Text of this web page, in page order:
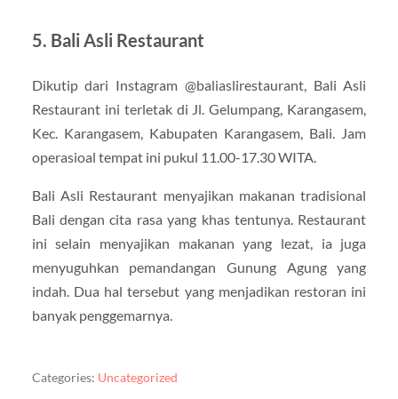
5. Bali Asli Restaurant
Dikutip dari Instagram @baliaslirestaurant, Bali Asli
Restaurant ini terletak di Jl. Gelumpang, Karangasem,
Kec. Karangasem, Kabupaten Karangasem, Bali. Jam
operasioal tempat ini pukul 11.00-17.30 WITA.
Bali Asli Restaurant menyajikan makanan tradisional
Bali dengan cita rasa yang khas tentunya. Restaurant
ini selain menyajikan makanan yang lezat, ia juga
menyuguhkan pemandangan Gunung Agung yang
indah. Dua hal tersebut yang menjadikan restoran ini
banyak penggemarnya.
Categories: Uncategorized